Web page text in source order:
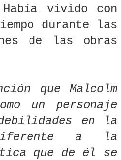
vivido con
durante las
de las obras
que Malcolm
un personaje
en la
a la
que de él se